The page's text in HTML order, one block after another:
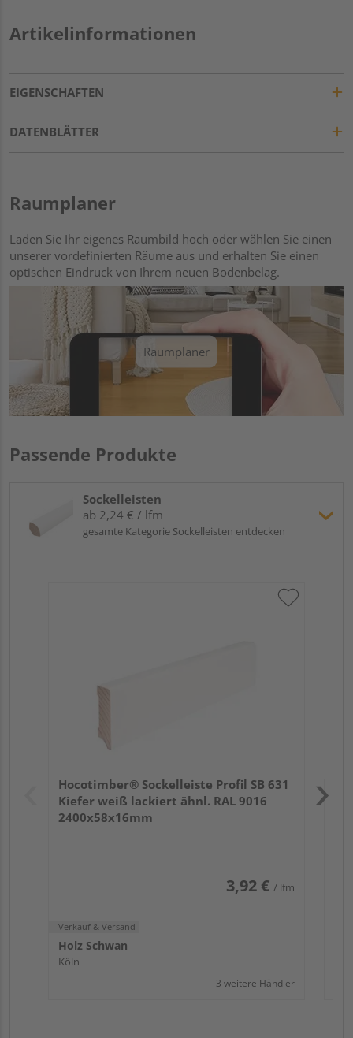
Artikelinformationen
EIGENSCHAFTEN
DATENBLÄTTER
Raumplaner
Laden Sie Ihr eigenes Raumbild hoch oder wählen Sie einen
unserer vordefinierten Räume aus und erhalten Sie einen
optischen Eindruck von Ihrem neuen Bodenbelag.
Raumplaner
Passende Produkte
Sockelleisten
ab 2,24 € / lfm
gesamte Kategorie Sockelleisten entdecken
Hocotimber® Sockelleiste Profil SB 631
Kiefer weiß lackiert ähnl. RAL 9016
2400x58x16mm
3,92 € / lfm
Verkauf & Versand
Holz Schwan
Köln
3 weitere Händler